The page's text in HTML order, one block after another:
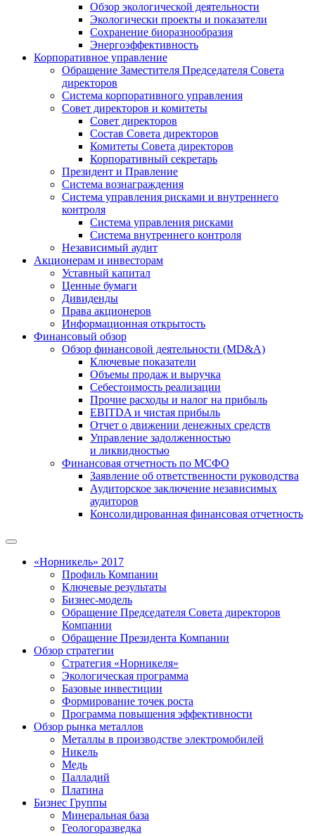
Обзор экологической деятельности
Экологически проекты и показатели
Сохранение биоразнообразия
Энергоэффективность
Корпоративное управление
Обращение Заместителя Председателя Совета
директоров
Система корпоративного управления
Совет директоров и комитеты
Совет директоров
Состав Совета директоров
Комитеты Совета директоров
Корпоративный секретарь
Президент и Правление
Система вознаграждения
Система управления рисками и внутреннего
контроля
Система управления рисками
Система внутреннего контроля
Независимый аудит
Акционерам и инвесторам
Уставный капитал
Ценные бумаги
Дивиденды
Права акционеров
Информационная открытость
Финансовый обзор
Обзор финансовой деятельности (MD&A)
Ключевые показатели
Объемы продаж и выручка
Себестоимость реализации
Прочие расходы и налог на прибыль
EBITDA и чистая прибыль
Отчет о движении денежных средств
Управление задолженностью
и ликвидностью
Финансовая отчетность по МСФО
Заявление об ответственности руководства
Аудиторское заключение независимых
аудиторов
Консолидированная финансовая отчетность
«Норникель» 2017
Профиль Компании
Ключевые результаты
Бизнес-модель
Обращение Председателя Совета директоров
Компании
Обращение Президента Компании
Обзор стратегии
Стратегия «Норникеля»
Экологическая программа
Базовые инвестиции
Формирование точек роста
Программа повышения эффективности
Обзор рынка металлов
Металлы в производстве электромобилей
Никель
Медь
Палладий
Платина
Бизнес Группы
Минеральная база
Геологоразведка